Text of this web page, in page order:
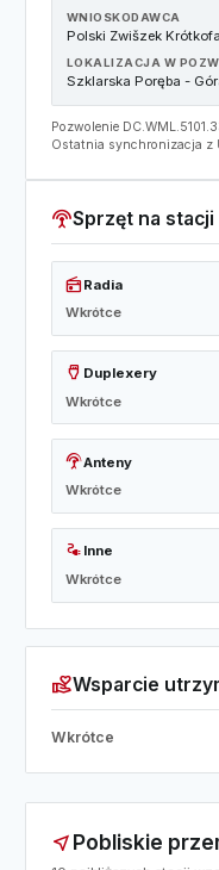
WNIOSKODAWCA
Polski Zwišzek
LOKALIZACJA W
Szklarska Poręba -
Pozwolenie
Ostatnia synchronizacja z
settings_input_antennaSprzęt na stacji
radioRadia
Wkrótce
settings_input_hdmi Duplexery
Wkrótce
settings_input_antennaAnteny
Wkrótce
electrical_services Inne
Wkrótce
volunteer_activismWsparcie
Wkrótce
near_mePobliskie